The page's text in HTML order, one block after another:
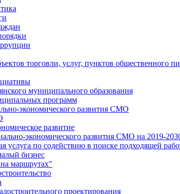
торговли, услуг, пунктов общественного
муниципального образования
программ
экономического развития СМО
развитие
экономического развития СМО на 2019-
услуга по содействию в поиске подходящей
бизнес
на маршрутах"
проектирования